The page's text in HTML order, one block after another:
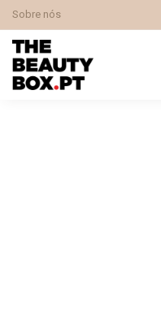
Sobre nós